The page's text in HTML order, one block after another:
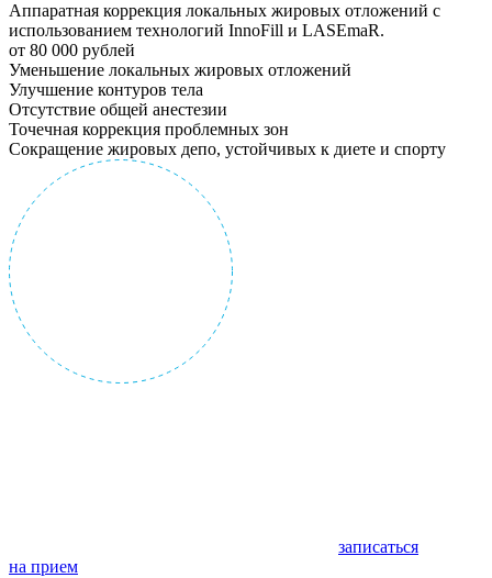
Аппаратная коррекция локальных жировых отложений с
использованием технологий InnoFill и LASEmaR.
от 80 000 рублей
Уменьшение локальных жировых отложений
Улучшение контуров тела
Отсутствие общей анестезии
Точечная коррекция проблемных зон
Сокращение жировых депо, устойчивых к диете и спорту
записаться
на прием